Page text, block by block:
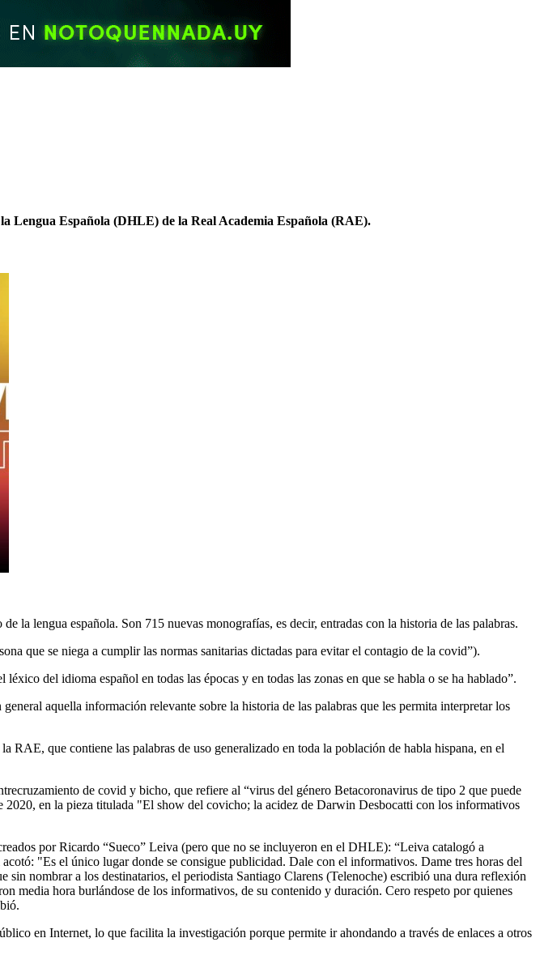
Lengua Española (DHLE) de la Real Academia Española (RAE).
la lengua española. Son 715 nuevas monografías, es decir, entradas con la historia de las palabras.
que se niega a cumplir las normas sanitarias dictadas para evitar el contagio de la covid”).
del idioma español en todas las épocas y en todas las zonas en que se habla o se ha hablado”.
aquella información relevante sobre la historia de las palabras que les permita interpretar los
que contiene las palabras de uso generalizado en toda la población de habla hispana, en el
de covid y bicho, que refiere al “virus del género Betacoronavirus de tipo 2 que puede
en la pieza titulada "El show del covicho; la acidez de Darwin Desbocatti con los informativos
por Ricardo “Sueco” Leiva (pero que no se incluyeron en el DHLE): “Leiva catalogó a
"Es el único lugar donde se consigue publicidad. Dale con el informativos. Dame tres horas del
nombrar a los destinatarios, el periodista Santiago Clarens (Telenoche) escribió una dura reflexión
media hora burlándose de los informativos, de su contenido y duración. Cero respeto por quienes
en Internet, lo que facilita la investigación porque permite ir ahondando a través de enlaces a otros